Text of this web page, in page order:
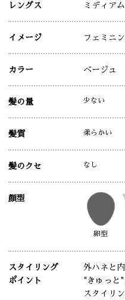
レングス ミディアム
イメージ フェミニン
カラー ベージュ
髪の量 少ない
髪質 柔らかい
髪のクセ なし
顔型
卵型
スタイリング
ポイント
外ハネと
"きゅっと"
スタイリ